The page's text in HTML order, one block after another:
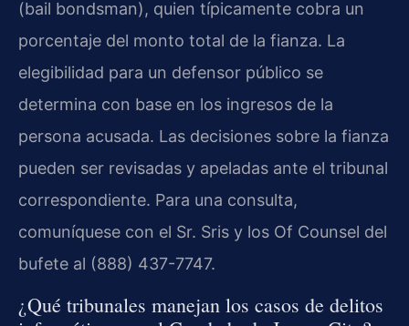
(bail bondsman), quien típicamente cobra un
porcentaje del monto total de la fianza. La
elegibilidad para un defensor público se
determina con base en los ingresos de la
persona acusada. Las decisiones sobre la fianza
pueden ser revisadas y apeladas ante el tribunal
correspondiente. Para una consulta,
comuníquese con el Sr. Sris y los Of Counsel del
bufete al (888) 437-7747.
¿Qué tribunales manejan los casos de delitos